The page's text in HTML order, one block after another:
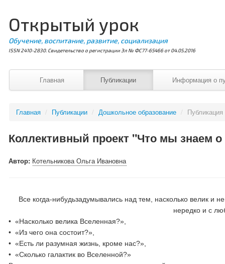
Открытый урок
Обучение, воспитание, развитие, социализация
ISSN 2410-2830. Свидетельство о регистрации Эл № ФС77-65466 от 04.05.2016
Главная Публикации Информация о
Главная / Публикации / Дошкольное образование /
Коллективный проект "Что мы знаем
Автор: Котельникова Ольга Ивановна
Все когда-нибудьзадумывались над тем, насколько велик и
нередко и с
• «Насколько велика Вселенная?»,
• «Из чего она состоит?»,
• «Есть ли разумная жизнь, кроме нас?»,
• «Сколько галактик во Вселенной?»